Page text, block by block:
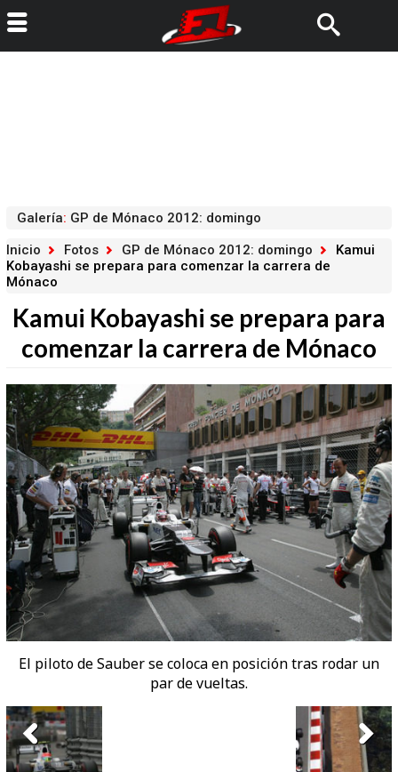
Galería: GP de Mónaco 2012: domingo
Inicio
Fotos GP de Mónaco 2012: domingo
Kamui
Kobayashi se prepara para comenzar la carrera de
Mónaco
Kamui Kobayashi se prepara para
comenzar la carrera de Mónaco
El piloto de Sauber se coloca en posición tras rodar un
par de vueltas.